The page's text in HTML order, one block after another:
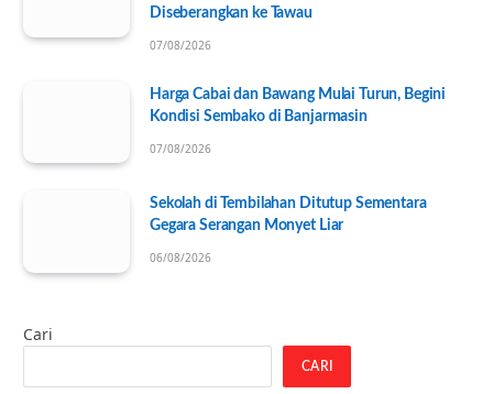
Diseberangkan ke Tawau
07/08/2026
Harga Cabai dan Bawang Mulai Turun, Begini
Kondisi Sembako di Banjarmasin
07/08/2026
Sekolah di Tembilahan Ditutup Sementara
Gegara Serangan Monyet Liar
06/08/2026
Cari
CARI